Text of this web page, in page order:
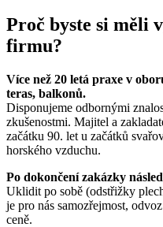
Proč byste si měli
firmu?
Více než 20 letá praxe v
teras, balkonů.
Disponujeme odbornými
zkušenostmi. Majitel a
začátku 90. let u začátků
horského vzduchu.
Po dokončení zakázky
Uklidit po sobě (odstřižky
je pro nás samozřejmost,
ceně.